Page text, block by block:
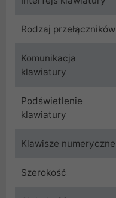
Rodzaj przełączników
Komunikacja
klawiatury
Podświetlenie
klawiatury
Klawisze numeryczne
Szerokość